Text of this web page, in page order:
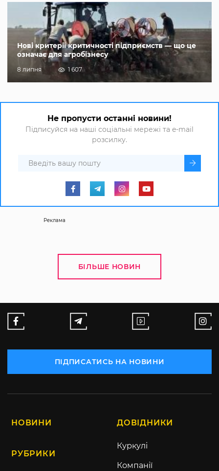
Нові критерії критичності підприємств — що це
означає для агробізнесу
8 липня 1 607
Не пропусти останні новини!
Підписуйся на наші соціальні мережі та e-mail
розсилку.
Реклама
БІЛЬШЕ НОВИН
ПІДПИСАТИСЬ НА НОВИНИ
НОВИНИ
РУБРИКИ
ДОВІДНИКИ
Куркулі
Компанії